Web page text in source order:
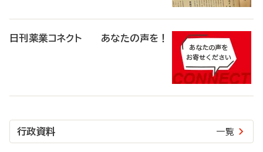
日刊薬業コネクト あなたの声を！
行政資料 一覧